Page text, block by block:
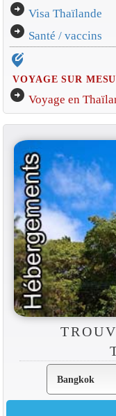
arrow_circle_right Visa Thaïlande
arrow_circle_right Santé / vaccins
edit_location_alt
VOYAGE SUR
arrow_circle_right Voyage en